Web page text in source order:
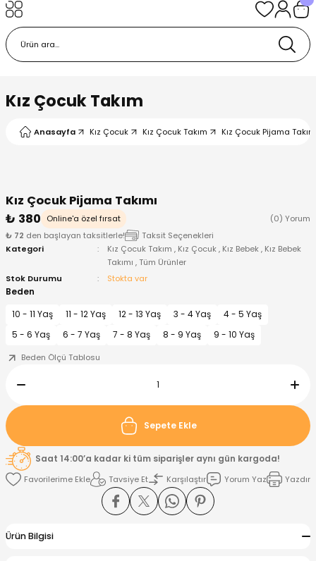
Kız Çocuk Takım
Anasayfa Kız Çocuk Kız Çocuk Takım Kız Çocuk Pijama
Kız Çocuk Pijama Takımı
₺ 380
Online'a özel fırsat
(0) Yorum
₺ 72 den başlayan taksitlerle!
Taksit Seçenekleri
Kategori
Kız Çocuk Takım , Kız Çocuk , Kız Bebek , Kız Bebek
Takımı ,Tüm Ürünler
Stok Durumu
Stokta var
Beden
10 - 11 Yaş
11 - 12 Yaş 12 - 13 Yaş 3 - 4 Yaş
4 - 5 Yaş
5 - 6 Yaş
6 - 7 Yaş 7 - 8 Yaş 8 - 9 Yaş
9 - 10 Yaş
Beden Ölçü Tablosu
Sepete Ekle
Saat 14:00’a kadar ki tüm siparişler aynı gün kargoda!
Tavsiye Et
Karşılaştır Yorum Yaz Yazdır
Ürün Bilgisi
Takımı
Takımı
Shirt
Elbise
Body
ve Patik
Çıkışı ve Zıbın Seti
Bere ve Eldiven
Body
ve Patik
Çıkışı ve Zıbın Seti
shirt
Ürünleri